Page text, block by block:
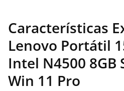
Características
Lenovo Portátil
Intel N4500 8GB
Win 11 Pro